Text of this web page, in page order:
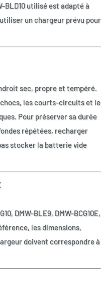
BLD10 utilisé est adapté à
un chargeur prévu pour
sec, propre et tempéré.
les courts-circuits et le
Pour préserver sa durée
répétées, recharger
stocker la batterie vide
DMW-BLE9, DMW-BCG10E,
les dimensions,
doivent correspondre à